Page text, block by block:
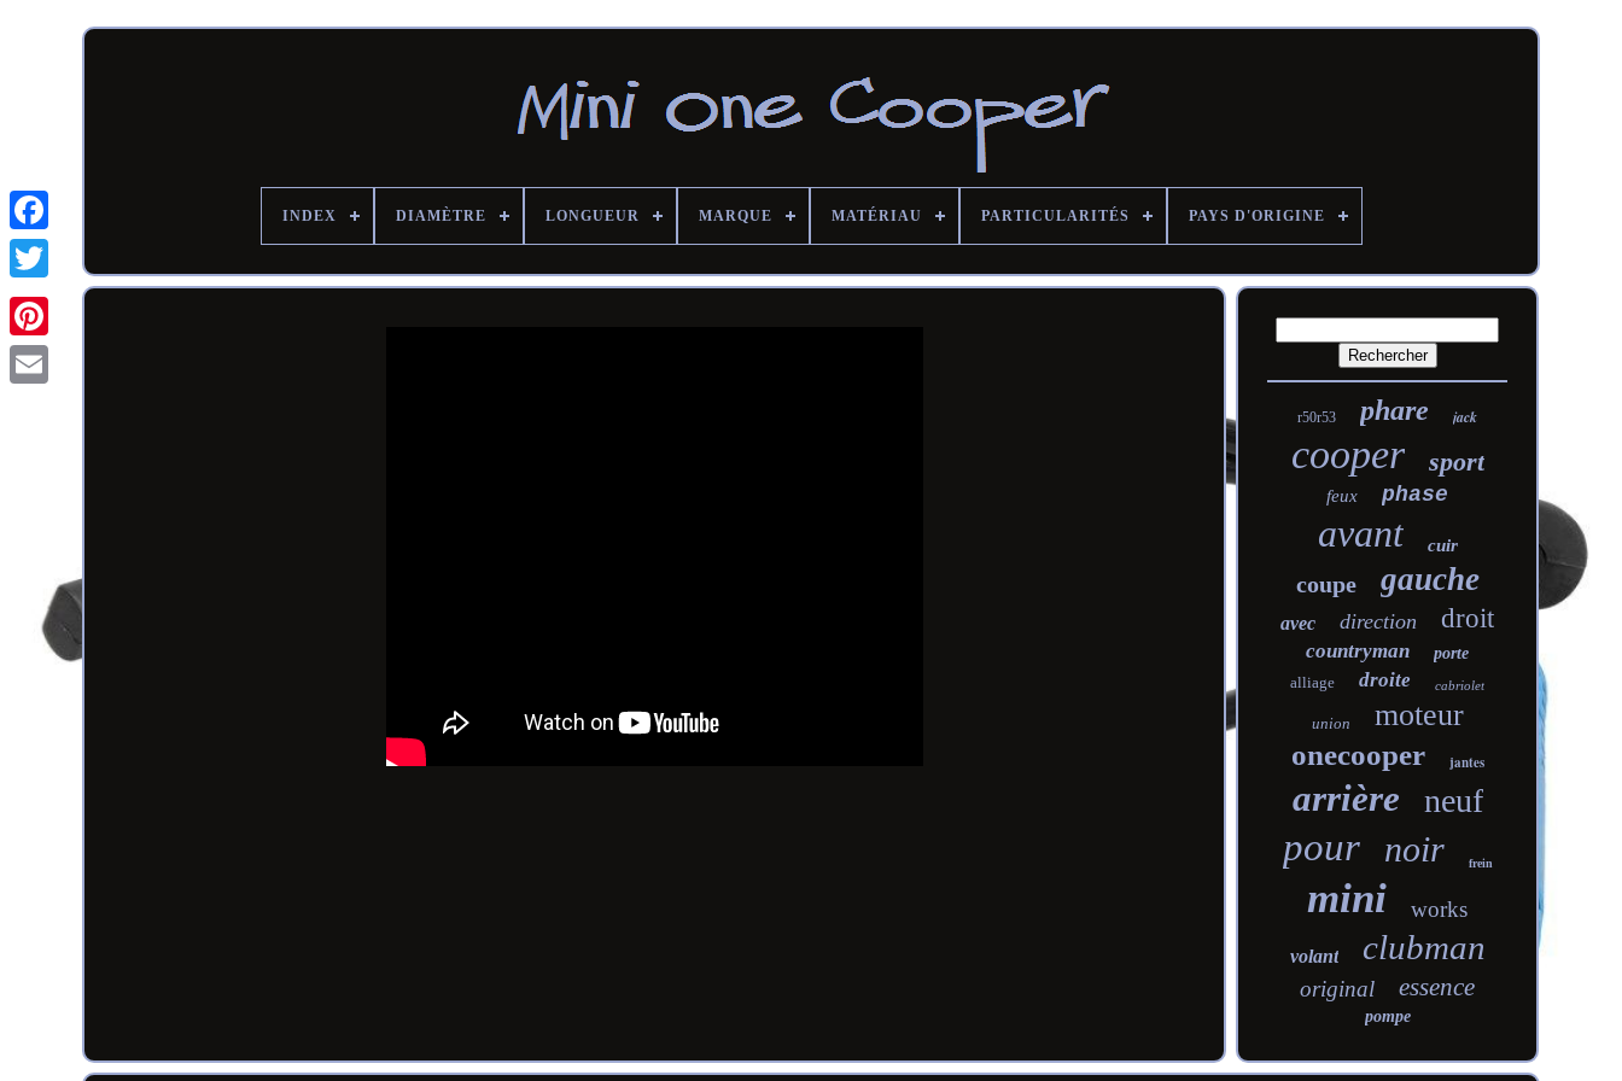
INDEX DIAMÈTRE LONGUEUR MARQUE MATÉRIAU PARTICULARITÉS PAYS D'ORIGINE
r50r53 phare jack
cooper sport
feux phase
avant cuir
coupe gauche
avec direction droit
countryman
porte
alliage
droite cabriolet
union moteur
onecooper jantes
arrière neuf
pour noir frein
mini works
volant clubman
original essence
pompe